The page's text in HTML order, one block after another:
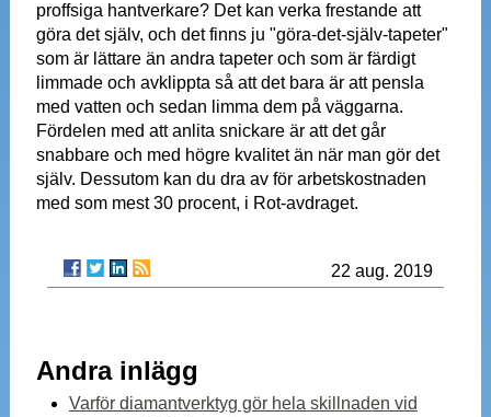
proffsiga hantverkare? Det kan verka frestande att
göra det själv, och det finns ju "göra-det-själv-tapeter"
som är lättare än andra tapeter och som är färdigt
limmade och avklippta så att det bara är att pensla
med vatten och sedan limma dem på väggarna.
Fördelen med att anlita snickare är att det går
snabbare och med högre kvalitet än när man gör det
själv. Dessutom kan du dra av för arbetskostnaden
med som mest 30 procent, i Rot-avdraget.
22 aug. 2019
Andra inlägg
Varför diamantverktyg gör hela skillnaden vid